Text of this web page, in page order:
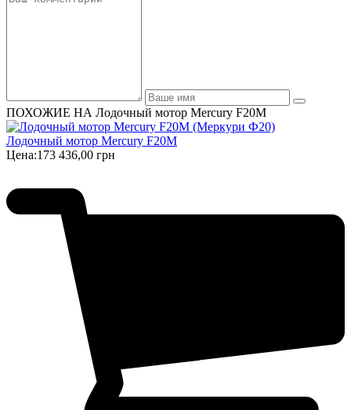
ПОХОЖИЕ НА Лодочный мотор Mercury F20M
Лодочный мотор Mercury F20M
Цена:173 436,00 грн